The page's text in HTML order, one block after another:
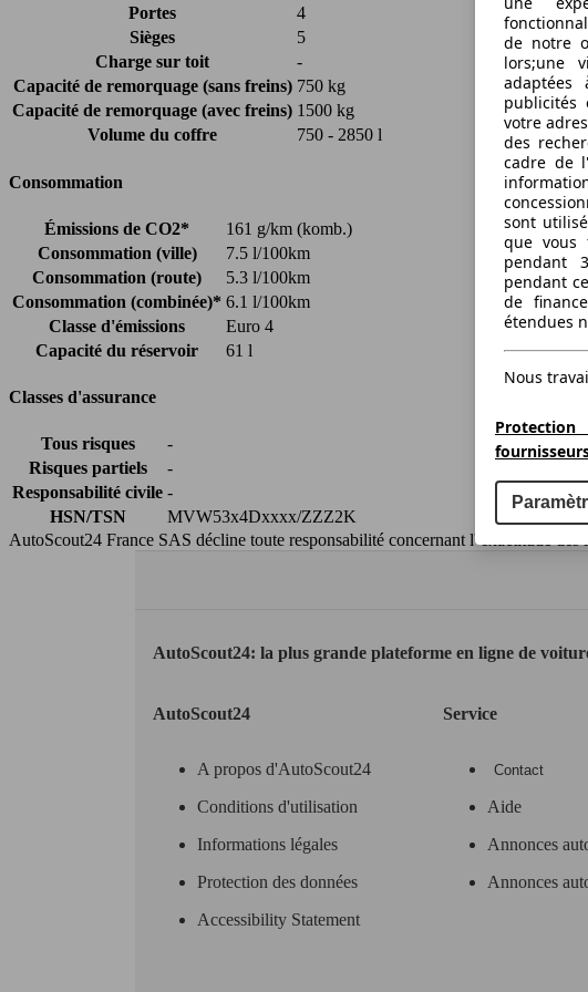
Portes
4
Sièges
5
Charge sur toit
-
Capacité de remorquage (sans freins) 750 kg
Capacité de remorquage (avec freins) 1500 kg
Volume du coffre
750 - 2850 l
Consommation
Émissions de CO2*
161 g/km (komb.)
Consommation (ville)
7.5 l/100km
Consommation (route)
5.3 l/100km
Consommation (combinée)* 6.1 l/100km
Classe d'émissions
Euro 4
Capacité du réservoir
61 l
Classes d'assurance
Tous risques
-
Risques partiels
-
Responsabilité civile -
HSN/TSN
MVW53x4Dxxxx/ZZZ2K
AutoScout24 France SAS décline toute responsabilité concernant l''exactitude des
AutoScout24: la plus grande plateforme en ligne de
AutoScout24
A propos d'AutoScout24
Conditions d'utilisation
Informations légales
Protection des données
Accessibility Statement
Service
Contact
Aide
Annonces
Annonces
de notre
lors;une
publicités
votre
des
cadre de
sont
que vous
pendant
pendant
de
étendues
Nous
Protection